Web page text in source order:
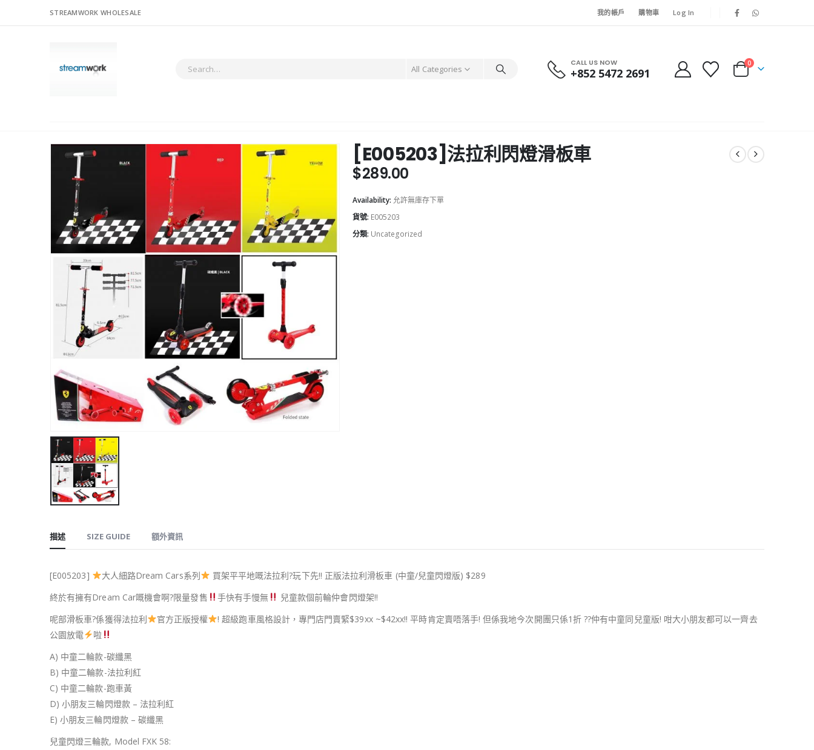
STREAMWORK WHOLESALE 我的帳戶 購物車 Log In
All Categories
CALL US NOW
+852 5472 2691
0
[E005203]法拉利閃燈滑板車
$289.00
Availability: 允許無庫存下單
貨號: E005203
分類: Uncategorized
描述 SIZE GUIDE 額外資訊
[E005203] 大人細路Dream Cars系列 買架平平地嘅法拉利?玩下先!! 正版法拉利滑板車 (中童/兒童閃燈版) $289
終於有擁有Dream Car嘅機會啊?限量發售 手快有手慢無
兒童款個前輪仲會閃燈架!!
呢部滑板車?係獲得法拉利 官方正版授權 ! 超級跑車風格設計，專門店門賣緊$39xx ~$42xx!! 平時肯定賣唔落手! 但係我地今次開團只係1折??仲有中童同兒童版! 咁大小朋友都可以一齊去
公園放電
啦
A) 中童二輪款-碳纖黑
B) 中童二輪款-法拉利紅
C) 中童二輪款-跑車黃
D) 小朋友三輪閃燈款 – 法拉利紅
E) 小朋友三輪閃燈款 – 碳纖黑
兒童閃燈三輪款, Model FXK 58: